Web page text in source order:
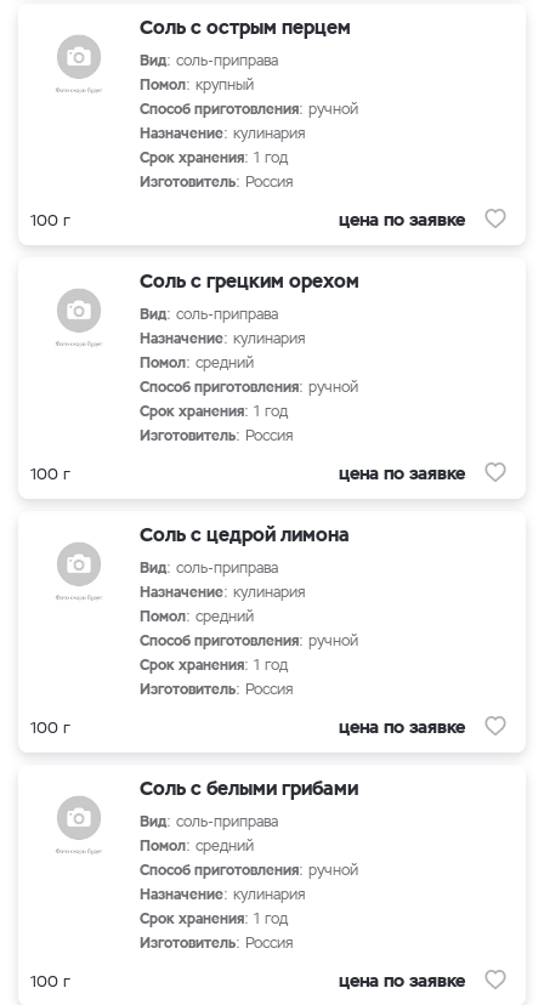
Соль с острым перцем
Вид: соль-приправа
Помол: крупный
Способ приготовления: ручной
Назначение: кулинария
Срок хранения: 1 год
Изготовитель: Россия
100 г цена по заявке
Соль с грецким орехом
Вид: соль-приправа
Назначение: кулинария
Помол: средний
Способ приготовления: ручной
Срок хранения: 1 год
Изготовитель: Россия
100 г цена по заявке
Соль с цедрой лимона
Вид: соль-приправа
Назначение: кулинария
Помол: средний
Способ приготовления: ручной
Срок хранения: 1 год
Изготовитель: Россия
100 г цена по заявке
Соль с белыми грибами
Вид: соль-приправа
Помол: средний
Способ приготовления: ручной
Назначение: кулинария
Срок хранения: 1 год
Изготовитель: Россия
100 г цена по заявке